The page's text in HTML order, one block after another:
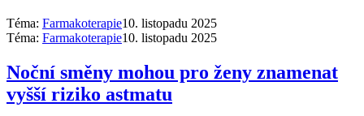
Téma: Farmakoterapie10. listopadu 2025
Téma: Farmakoterapie10. listopadu 2025
Noční směny mohou pro ženy znamenat
vyšší riziko astmatu